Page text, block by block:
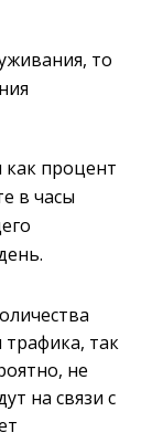
то
как процент
в часы
так
не
на связи с